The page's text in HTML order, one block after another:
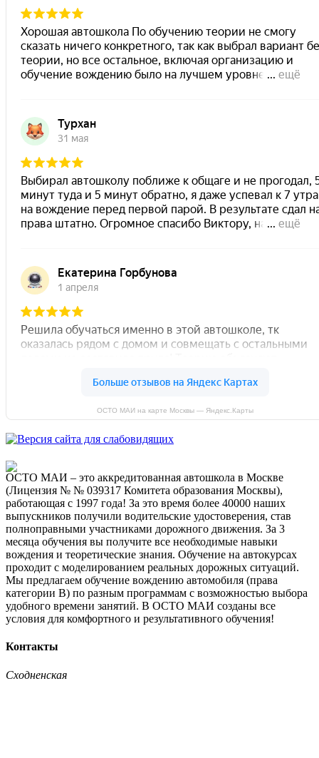
ОСТО МАИ на карте Москвы — Яндекс.Карты
ОСТО МАИ – это аккредитованная автошкола в Москве
(Лицензия № № 039317 Комитета образования Москвы),
работающая с 1997 года! За это время более 40000 наших
выпускников получили водительские удостоверения, став
полноправными участниками дорожного движения. За 3
месяца обучения вы получите все необходимые навыки
вождения и теоретические знания. Обучение на автокурсах
проходит с моделированием реальных дорожных ситуаций.
Мы предлагаем обучение вождению автомобиля (права
категории B) по разным программам с возможностью выбора
удобного времени занятий. В ОСТО МАИ созданы все
условия для комфортного и результативного обучения!
Контакты
Сходненская